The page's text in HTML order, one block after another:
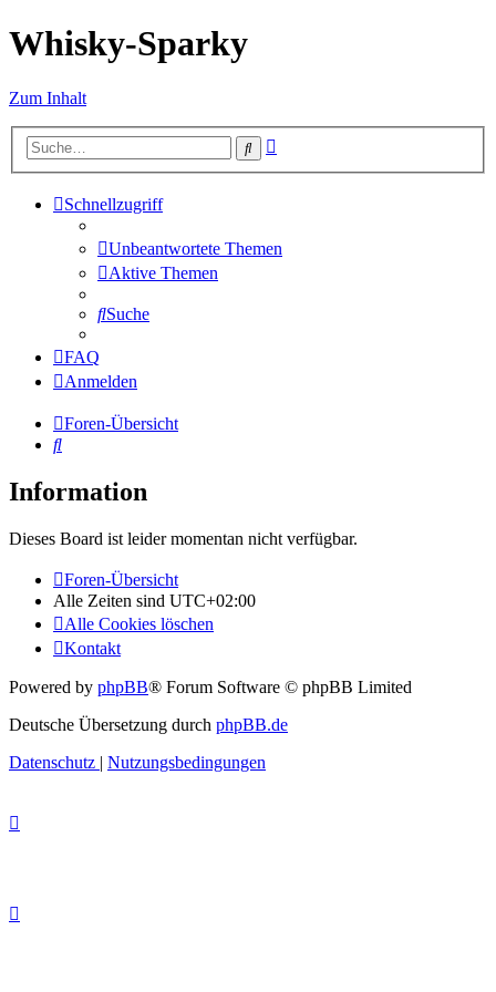
Whisky-Sparky
Zum Inhalt
Suche
Schnellzugriff
Unbeantwortete Themen
Aktive Themen
Suche
FAQ
Anmelden
Foren-Übersicht
Suche
Information
Dieses Board ist leider momentan nicht verfügbar.
Foren-Übersicht
Alle Zeiten sind UTC+02:00
Alle Cookies löschen
Kontakt
Powered by phpBB® Forum Software © phpBB Limited
Deutsche Übersetzung durch phpBB.de
Datenschutz | Nutzungsbedingungen